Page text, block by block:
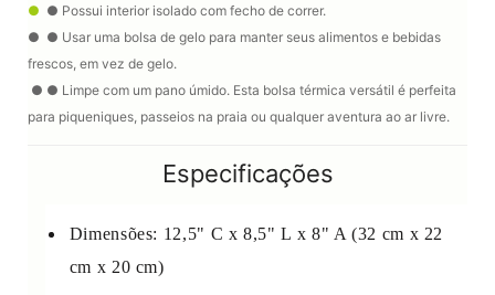
● ● Possui interior isolado com fecho de correr.
● ● Usar uma bolsa de gelo para manter seus alimentos e bebidas
frescos, em vez de gelo.
● ● Limpe com um pano úmido. Esta bolsa térmica versátil é perfeita
para piqueniques, passeios na praia ou qualquer aventura ao ar livre.
Especificações
Dimensões: 12,5" C x 8,5" L x 8" A (32 cm x 22
cm x 20 cm)